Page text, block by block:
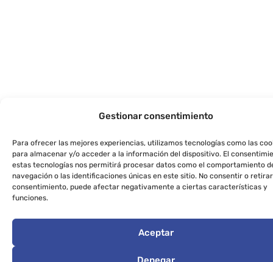
Gestionar consentimiento
Para ofrecer las mejores experiencias, utilizamos tecnologías como las
para almacenar y/o acceder a la información del dispositivo. El
estas tecnologías nos permitirá procesar datos como el comportamiento
navegación o las identificaciones únicas en este sitio. No consentir o
consentimiento, puede afectar negativamente a ciertas características y
funciones.
Aceptar